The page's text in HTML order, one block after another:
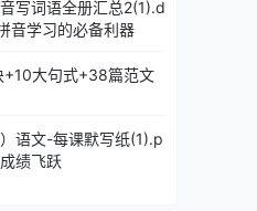
写词语全册汇总2(1).d
学习的必备利器
+10大句式+38篇范文
语文-每课默写纸(1).p
绩飞跃